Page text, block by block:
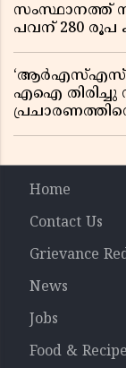
സംസ്ഥാനത്ത്
പവന് 280
‘ആർഎസ്എസ്
എഐ തിരിച്ചു
Home
Contact Us
Grievance
News
Jobs
Food &